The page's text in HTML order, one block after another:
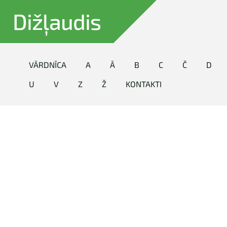
Dižļaudis
VĀRDNĪCA A Ā B C Č D
U
V Z Ž KONTAKTI